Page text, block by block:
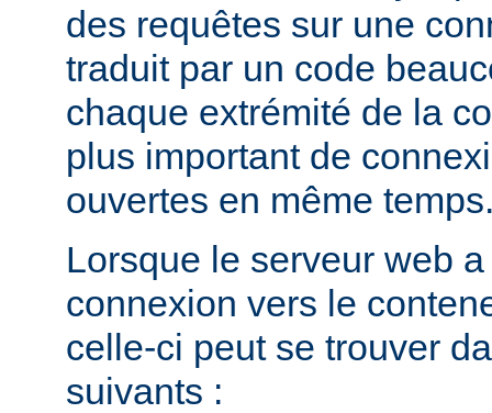
des requêtes sur une
traduit par un code
chaque extrémité de la
plus important de
ouvertes en même
Lorsque le serveur web
connexion vers le
celle-ci peut se trouver
suivants :